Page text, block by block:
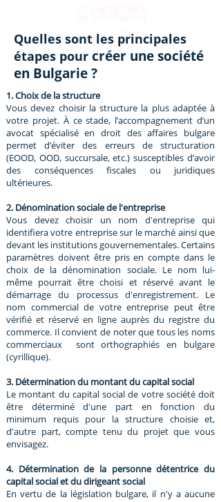
pour votre
réussite.
Quelles sont les principales
étapes pour créer une société
en Bulgarie ?
1. Choix de la structure
Vous devez choisir la structure la plus adaptée à
votre projet. À ce stade, l’accompagnement d’un
avocat spécialisé en droit des affaires bulgare
permet d’éviter des erreurs de structuration
(EOOD, OOD, succursale, etc.) susceptibles d’avoir
des conséquences fiscales ou juridiques
ultérieures.
2. Dénomination sociale de l'entreprise
Vous devez choisir un nom d'entreprise qui
identifiera votre entreprise sur le marché ainsi que
devant les institutions gouvernementales. Certains
paramètres doivent être pris en compte dans le
choix de la dénomination sociale. Le nom lui-
même pourrait être choisi et réservé avant le
démarrage du processus d'enregistrement. Le
nom commercial de votre entreprise peut être
vérifié et réservé en ligne auprès du registre du
commerce. Il convient de noter que tous les noms
commerciaux sont orthographiés en bulgare
(cyrillique).
3. Détermination du montant du capital social
Le montant du capital social de votre société doit
être déterminé d'une part en fonction du
minimum requis pour la structure choisie et,
d'autre part, compte tenu du projet que vous
envisagez.
4. Détermination de la personne détentrice du
capital social et du dirigeant social
En vertu de la législation bulgare, il n'y a aucune